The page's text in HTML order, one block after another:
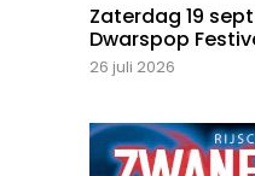
Zaterdag 19
Dwarspop
26 juli 2026